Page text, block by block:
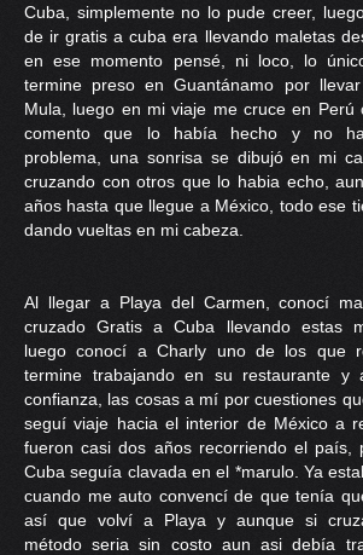
Cuba, simplemente no lo pude creer,
de ir gratis a cuba era llevando maletas
en ese momento pensé, ni loco, lo
termine preso en Guantánamo por
Mula, luego en mi viaje me cruce en Perú
comento que lo había hecho y no
problema, una sonrisa se dibujó en mi
cruzando con otros que lo habia echo,
años hasta que llegue a México, todo ese
dando vueltas en mi cabeza.
Al llegar a Playa del Carmen, conocí
cruzado Gratis a Cuba llevando estas
luego conocí a Charly uno de los que
termine trabajando en su restaurante y
confianza, las cosas a mí por cuestiones
seguí viaje hacia el interior de México a
fueron casi dos años recorriendo el
Cuba seguía clavada en el *marulo. Ya
cuando me auto convencí de que tenía
así que volví a Playa y aunque si
método seria sin costo aun asi debía